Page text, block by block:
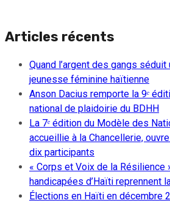
Articles récents
Quand l’argent des gangs
jeunesse féminine haïtienne
Anson Dacius remporte la 9ᵉ
national de plaidoirie du BDHH
La 7ᵉ édition du Modèle des
accueillie à la Chancellerie,
dix participants
« Corps et Voix de la Résilience
handicapées d’Haïti reprennent
Élections en Haïti en décembre